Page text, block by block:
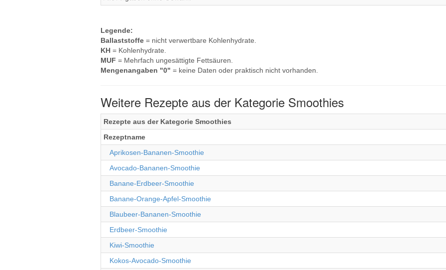
Legende:
Ballaststoffe = nicht verwertbare Kohlenhydrate.
KH = Kohlenhydrate.
MUF = Mehrfach ungesättigte Fettsäuren.
Mengenangaben "0" = keine Daten oder praktisch nicht vorhanden.
Weitere Rezepte aus der Kategorie Smoothies
Rezepte aus der Kategorie Smoothies
Rezeptname
Aprikosen-Bananen-Smoothie
Avocado-Bananen-Smoothie
Banane-Erdbeer-Smoothie
Banane-Orange-Apfel-Smoothie
Blaubeer-Bananen-Smoothie
Erdbeer-Smoothie
Kiwi-Smoothie
Kokos-Avocado-Smoothie